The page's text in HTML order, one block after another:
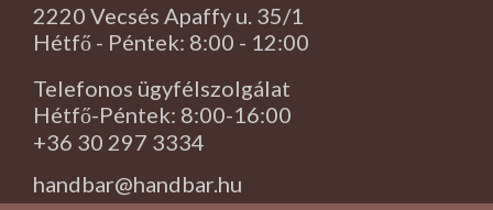
2220 Vecsés Apaffy u. 35/1
Hétfő - Péntek: 8:00 - 12:00
Telefonos ügyfélszolgálat
Hétfő-Péntek: 8:00-16:00
+36 30 297 3334
handbar@handbar.hu